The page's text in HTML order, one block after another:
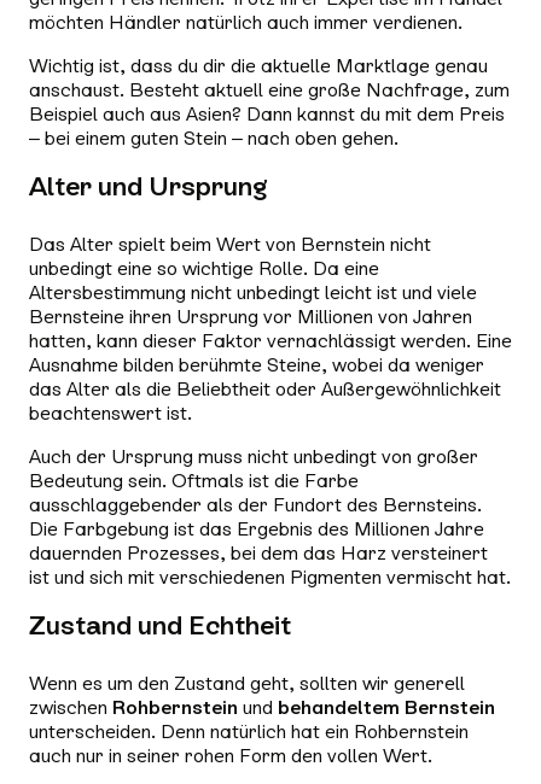
möchten Händler natürlich auch immer verdienen.
Wichtig ist, dass du dir die aktuelle Marktlage genau
anschaust. Besteht aktuell eine große Nachfrage, zum
Beispiel auch aus Asien? Dann kannst du mit dem Preis
– bei einem guten Stein – nach oben gehen.
Alter und Ursprung
Das Alter spielt beim Wert von Bernstein nicht
unbedingt eine so wichtige Rolle. Da eine
Altersbestimmung nicht unbedingt leicht ist und viele
Bernsteine ihren Ursprung vor Millionen von Jahren
hatten, kann dieser Faktor vernachlässigt werden. Eine
Ausnahme bilden berühmte Steine, wobei da weniger
das Alter als die Beliebtheit oder Außergewöhnlichkeit
beachtenswert ist.
Auch der Ursprung muss nicht unbedingt von großer
Bedeutung sein. Oftmals ist die Farbe
ausschlaggebender als der Fundort des Bernsteins.
Die Farbgebung ist das Ergebnis des Millionen Jahre
dauernden Prozesses, bei dem das Harz versteinert
ist und sich mit verschiedenen Pigmenten vermischt hat.
Zustand und Echtheit
Wenn es um den Zustand geht, sollten wir generell
zwischen Rohbernstein und behandeltem Bernstein
unterscheiden. Denn natürlich hat ein Rohbernstein
auch nur in seiner rohen Form den vollen Wert.